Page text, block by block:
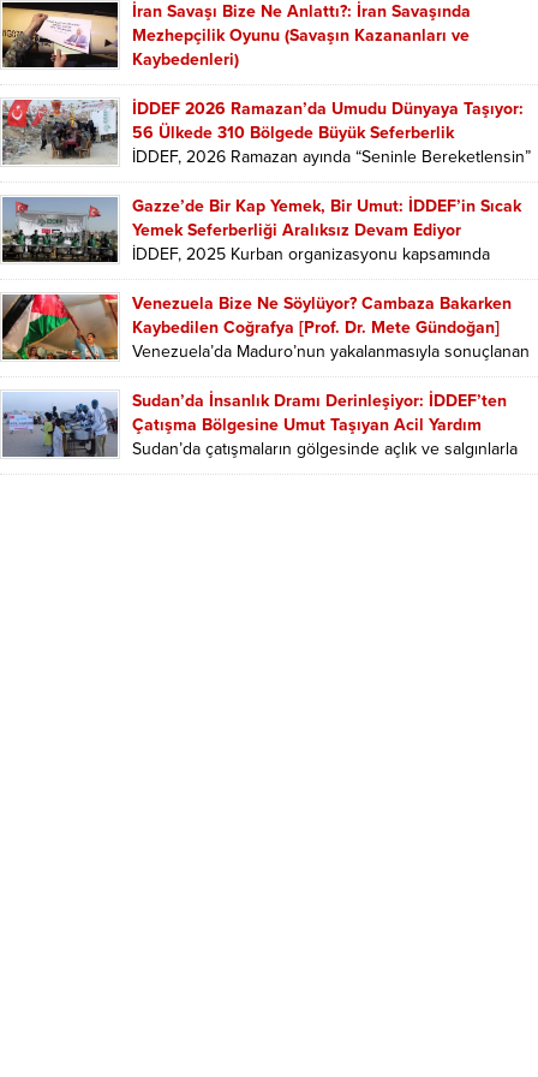
İran Savaşı Bize Ne Anlattı?: İran Savaşında
Mezhepçilik Oyunu (Savaşın Kazananları ve
Kaybedenleri)
İran-İsrail savaşı ve mezhep tartışmaları, şimdi ateşkes
süreci, İran’ın sunduğu 10 maddelik plan ve
bölgedeki...
İDDEF 2026 Ramazan’da Umudu Dünyaya Taşıyor:
56 Ülkede 310 Bölgede Büyük Seferberlik
İDDEF, 2026 Ramazan ayında “Seninle Bereketlensin”
sloganıyla Gazze başta olmak üzere savaş ve
yoksullukla mücadele...
Gazze’de Bir Kap Yemek, Bir Umut: İDDEF’in Sıcak
Yemek Seferberliği Aralıksız Devam Ediyor
İDDEF, 2025 Kurban organizasyonu kapsamında
Gazze’de sıcak yemek ve konserve et dağıtımlarını
sürdürüyor. Çadır kentlerde...
Venezuela Bize Ne Söylüyor? Cambaza Bakarken
Kaybedilen Coğrafya [Prof. Dr. Mete Gündoğan]
Venezuela’da Maduro’nun yakalanmasıyla sonuçlanan
süreç ne anlama geliyor? ABD neden dünyanın en
büyük petrol rezervine...
Sudan’da İnsanlık Dramı Derinleşiyor: İDDEF’ten
Çatışma Bölgesine Umut Taşıyan Acil Yardım
Sudan’da çatışmaların gölgesinde açlık ve salgınlarla
mücadele eden binlerce aileye, İDDEF tarafından acil